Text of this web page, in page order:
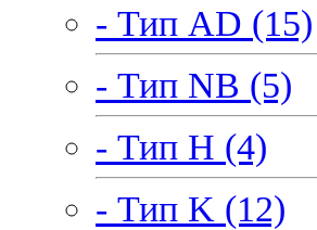
- Тип AD (15)
- Тип NB (5)
- Тип H (4)
- Тип K (12)